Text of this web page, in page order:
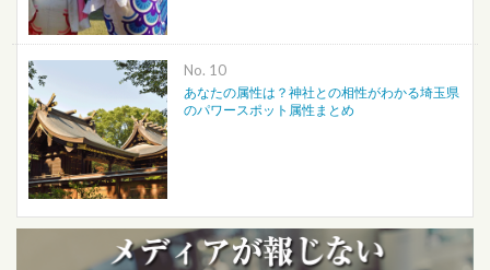
No.
あなたの属性は？神社との相性がわかる埼玉県
のパワースポット属性まとめ